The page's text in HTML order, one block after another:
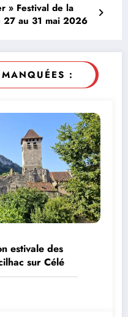
» Festival de la
27 au 31 mai 2026
:
estivale des
sur Célé